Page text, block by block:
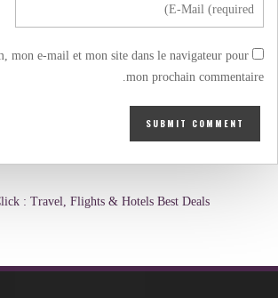
mon e-mail et mon site dans le navigateur pour
mon prochain commentaire.
: Travel, Flights & Hotels Best Deals